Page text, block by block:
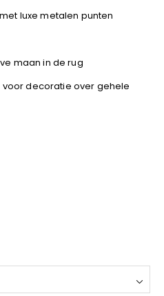
luxe metalen punten
maan in de rug
decoratie over gehele